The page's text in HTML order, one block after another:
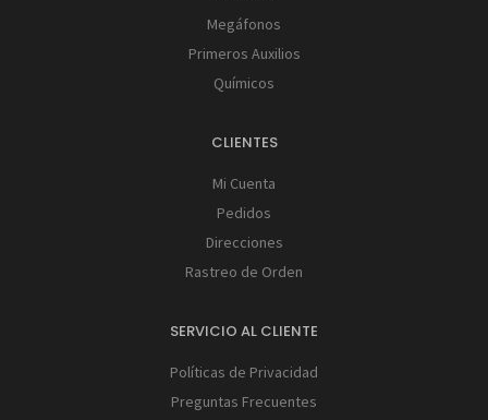
Megáfonos
Primeros Auxilios
Químicos
CLIENTES
Mi Cuenta
Pedidos
Direcciones
Rastreo de Orden
SERVICIO AL CLIENTE
Políticas de Privacidad
Preguntas Frecuentes